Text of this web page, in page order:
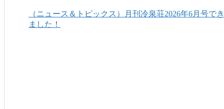
（ニュース＆トピックス）月刊冷泉荘2026年6月号でき
ました！